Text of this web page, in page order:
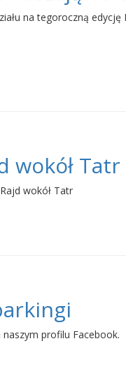
na tegoroczną edycję
wokół
wokół Tatr
profilu Facebook.